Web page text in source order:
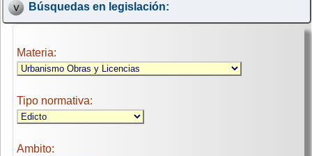
Búsquedas en legislación:
Materia:
Tipo normativa:
Ambito: